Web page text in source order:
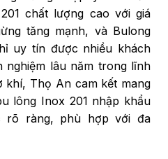
chất lượng cao với giá
tăng mạnh, và Bulong
uy tín được nhiều khách
nghiệm lâu năm trong lĩnh
Thọ An cam kết mang
lông Inox 201 nhập khẩu
rõ ràng, phù hợp với đa